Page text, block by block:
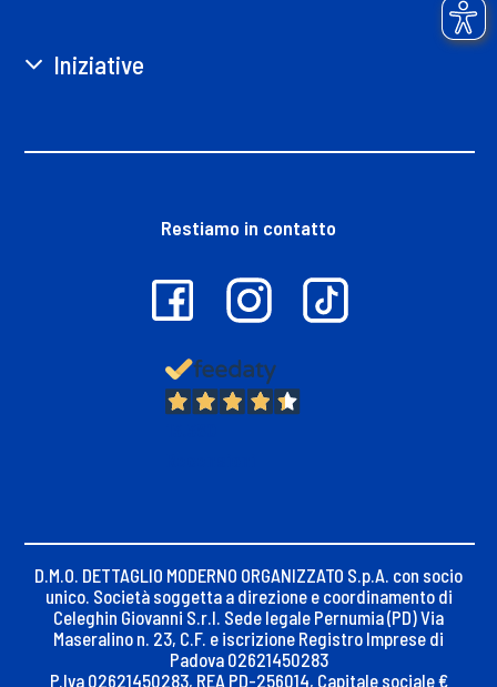
Iniziative
Restiamo in contatto
D.M.O. DETTAGLIO MODERNO ORGANIZZATO S.p.A. con socio
unico. Società soggetta a direzione e coordinamento di
Celeghin Giovanni S.r.l. Sede legale Pernumia (PD) Via
Maseralino n. 23, C.F. e iscrizione Registro Imprese di
Padova 02621450283
P.Iva 02621450283, REA PD-256014, Capitale sociale €